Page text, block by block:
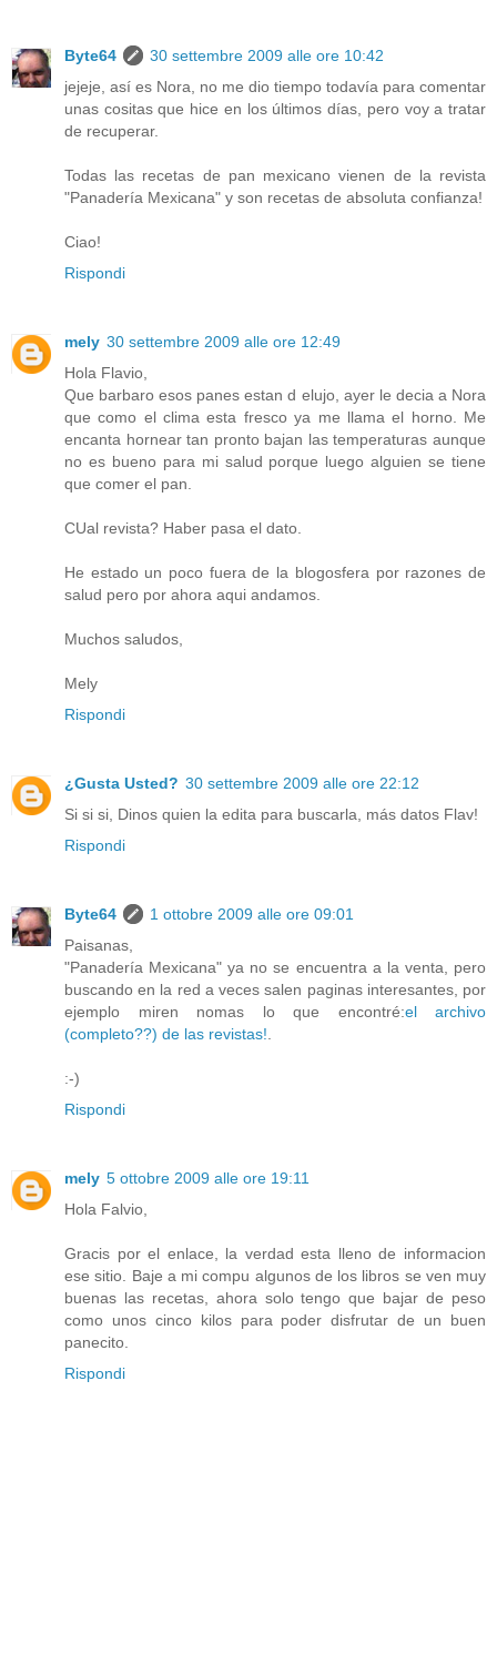
Byte64
30 settembre 2009 alle ore 10:42
jejeje, así es Nora, no me dio tiempo todavía para comentar
unas cositas que hice en los últimos días, pero voy a tratar
de recuperar.
Todas las recetas de pan mexicano vienen de la revista
"Panadería Mexicana" y son recetas de absoluta confianza!
Ciao!
Rispondi
mely 30 settembre 2009 alle ore 12:49
Hola Flavio,
Que barbaro esos panes estan d elujo, ayer le decia a Nora
que como el clima esta fresco ya me llama el horno. Me
encanta hornear tan pronto bajan las temperaturas aunque
no es bueno para mi salud porque luego alguien se tiene
que comer el pan.
CUal revista? Haber pasa el dato.
He estado un poco fuera de la blogosfera por razones de
salud pero por ahora aqui andamos.
Muchos saludos,
Mely
Rispondi
¿Gusta Usted? 30 settembre 2009 alle ore 22:12
Si si si, Dinos quien la edita para buscarla, más datos Flav!
Rispondi
Byte64
1 ottobre 2009 alle ore 09:01
Paisanas,
"Panadería Mexicana" ya no se encuentra a la venta, pero
buscando en la red a veces salen paginas interesantes, por
ejemplo miren nomas lo que encontré:el archivo
(completo??) de las revistas!.
:-)
Rispondi
mely 5 ottobre 2009 alle ore 19:11
Hola Falvio,
Gracis por el enlace, la verdad esta lleno de informacion
ese sitio. Baje a mi compu algunos de los libros se ven muy
buenas las recetas, ahora solo tengo que bajar de peso
como unos cinco kilos para poder disfrutar de un buen
panecito.
Rispondi